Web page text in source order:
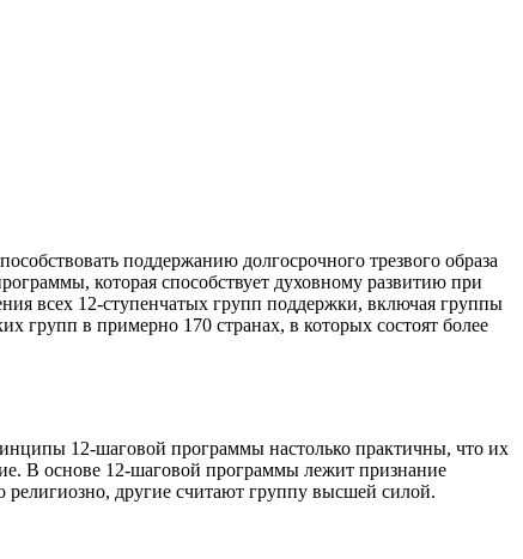
поддержанию долгосрочного трезвого образа
которая способствует духовному развитию при
всех 12-ступенчатых групп поддержки, включая группы
групп в примерно 170 странах, в которых состоят более
12-шаговой программы настолько практичны, что их
В основе 12-шаговой программы лежит признание
другие считают группу высшей силой.